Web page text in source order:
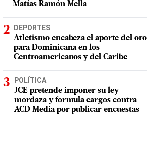
Matías Ramón Mella
DEPORTES
Atletismo encabeza el aporte del oro
para Dominicana en los
Centroamericanos y del Caribe
POLÍTICA
JCE pretende imponer su ley
mordaza y formula cargos contra
ACD Media por publicar encuestas